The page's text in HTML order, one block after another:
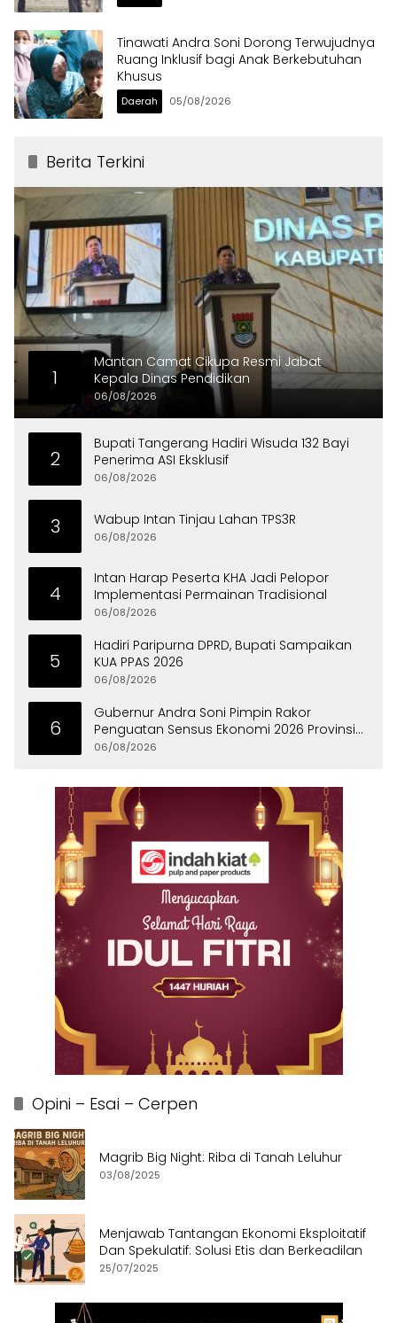
Tinawati Andra Soni Dorong Terwujudnya
Ruang Inklusif bagi Anak Berkebutuhan
Khusus
Daerah 05/08/2026
Berita Terkini
1
Mantan Camat Cikupa Resmi Jabat
Kepala Dinas Pendidikan
06/08/2026
2
Bupati Tangerang Hadiri Wisuda 132 Bayi
Penerima ASI Eksklusif
06/08/2026
3 Wabup Intan Tinjau Lahan TPS3R
06/08/2026
4
Intan Harap Peserta KHA Jadi Pelopor
Implementasi Permainan Tradisional
06/08/2026
5
Hadiri Paripurna DPRD, Bupati Sampaikan
KUA PPAS 2026
06/08/2026
6
Gubernur Andra Soni Pimpin Rakor
Penguatan Sensus Ekonomi 2026 Provinsi
Banten
06/08/2026
Opini – Esai – Cerpen
Magrib Big Night: Riba di Tanah Leluhur
03/08/2025
Menjawab Tantangan Ekonomi Eksploitatif
Dan Spekulatif: Solusi Etis dan Berkeadilan
25/07/2025